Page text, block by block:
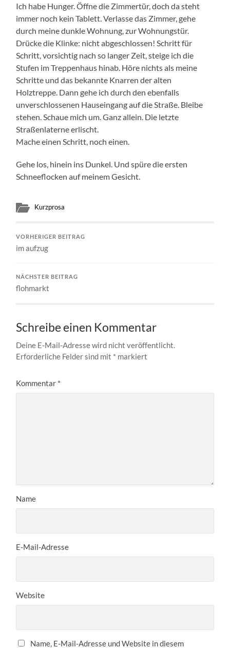
Ich habe Hunger. Öffne die Zimmertür, doch da steht
immer noch kein Tablett. Verlasse das Zimmer, gehe
durch meine dunkle Wohnung, zur Wohnungstür.
Drücke die Klinke: nicht abgeschlossen! Schritt für
Schritt, vorsichtig nach so langer Zeit, steige ich die
Stufen im Treppenhaus hinab. Höre nichts als meine
Schritte und das bekannte Knarren der alten
Holztreppe. Dann gehe ich durch den ebenfalls
unverschlossenen Hauseingang auf die Straße. Bleibe
stehen. Schaue mich um. Ganz allein. Die letzte
Straßenlaterne erlischt.
Mache einen Schritt, noch einen.
Gehe los, hinein ins Dunkel. Und spüre die ersten
Schneeflocken auf meinem Gesicht.
Kurzprosa
VORHERIGER BEITRAG
im aufzug
NÄCHSTER BEITRAG
flohmarkt
Schreibe einen Kommentar
Deine E-Mail-Adresse wird nicht veröffentlicht.
Erforderliche Felder sind mit * markiert
Kommentar *
Name
E-Mail-Adresse
Website
Name, E-Mail-Adresse und Website in diesem